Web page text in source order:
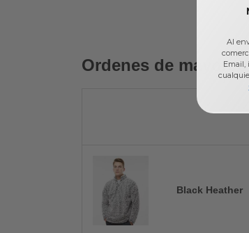
Ordenes de mayoreo
Black Heather
Al
Email,